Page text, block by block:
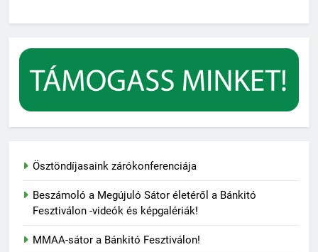
Ösztöndíjasaink zárókonferenciája
Beszámoló a Megújuló Sátor életéről a Bánkitó
Fesztiválon -videók és képgalériák!
MMAA-sátor a Bánkitó Fesztiválon!